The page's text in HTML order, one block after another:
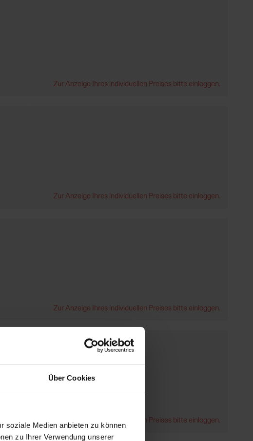
Über Cookies
soziale Medien anbieten zu können
zu Ihrer Verwendung unserer
Zur Anzeige Ihres individuellen Preises bitte einloggen.
Zur Anzeige Ihres individuellen Preises bitte einloggen.
Zur Anzeige Ihres individuellen Preises bitte einloggen.
Zur Anzeige Ihres individuellen Preises bitte einloggen.